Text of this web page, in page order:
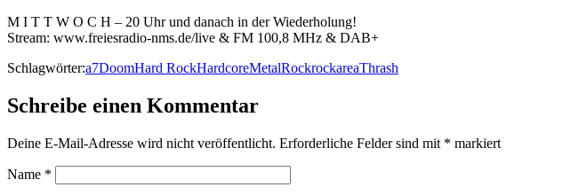
M I T T W O C H – 20 Uhr und danach in der Wiederholung!
Stream: www.freiesradio-nms.de/live & FM 100,8 MHz & DAB+
Schlagwörter:a7DoomHard RockHardcoreMetalRockrockareaThrash
Schreibe einen Kommentar
Deine E-Mail-Adresse wird nicht veröffentlicht. Erforderliche Felder sind mit * markiert
Name *